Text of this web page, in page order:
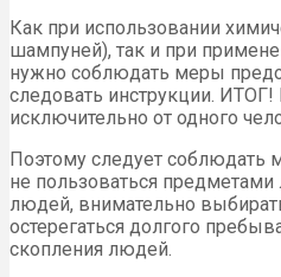
Как при использовании
шампуней), так и при
нужно соблюдать меры
следовать инструкции.
исключительно от одного
Поэтому следует соблюдать
не пользоваться предметами
людей, внимательно
остерегаться долгого
скопления людей.